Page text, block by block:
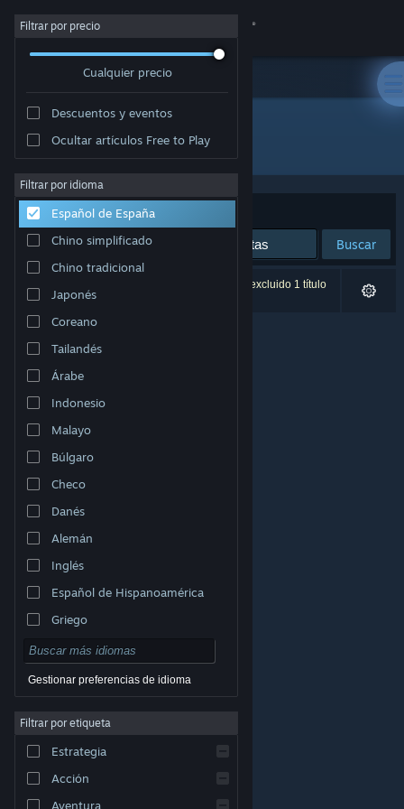
Iniciar sesión
Acerca de
Soporte
Cambiar idioma
Descargar Steam Mobile
Ver versión clásica
© Valve Corporation. Todos los derechos reservados.
respectivos dueños en EE. UU. y otros países.
Acuerdo de Suscriptor a Steam
Cookies
Filtrar por precio
Cualquier precio
Descuentos y eventos
Ocultar artículos Free to Play
Filtrar por idioma
Español de España
Chino simplificado
Chino tradicional
Japonés
Coreano
Tailandés
Árabe
Indonesio
Malayo
Búlgaro
Checo
Danés
Alemán
Inglés
Español de Hispanoamérica
Griego
Gestionar preferencias de idioma
Filtrar por etiqueta
Estrategia
Acción
Aventura
Desarrollador: Captive Bolt Studios
Ordenar por Relevancia
Buscar
0 resultados coinciden con la búsqueda. Se ha excluido 1 título
basándose en tus preferencias.